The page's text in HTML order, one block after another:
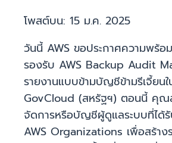
โพสต์บน: 15 ม.ค. 2025
วันนี้ AWS ขอประกาศความพร้อ
รองรับ AWS Backup Audit
รายงานแบบข้ามบัญชีข้ามรีเจี้ยนใ
GovCloud (สหรัฐฯ) ตอนนี้ คุณ
จัดการหรือบัญชีผู้ดูแลระบบที่ได้
AWS Organizations เพื่อสร้าง